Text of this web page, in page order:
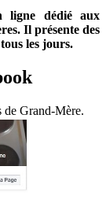
ligne dédié aux
Il présente des
les jours.
de Grand-Mère.